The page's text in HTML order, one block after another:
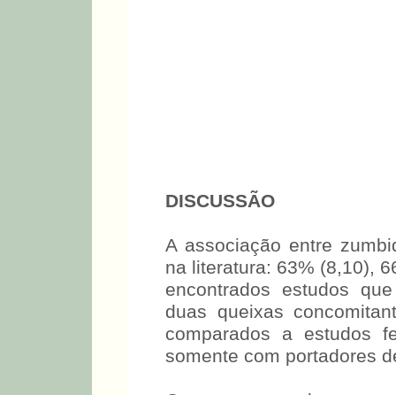
DISCUSSÃO
A associação entre
na literatura: 63% (8,10),
encontrados estudos
duas queixas
comparados a estudos
somente com portadores